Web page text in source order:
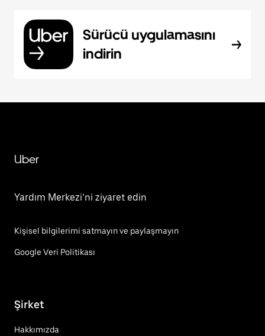
Sürücü uygulamasını
indirin
Uber
Yardım Merkezi’ni ziyaret edin
Kişisel bilgilerimi satmayın ve paylaşmayın
Google Veri Politikası
Şirket
Hakkımızda